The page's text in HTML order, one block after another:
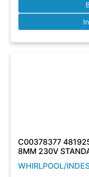
C00378377
8MM 230V
WHIRLPOOL/